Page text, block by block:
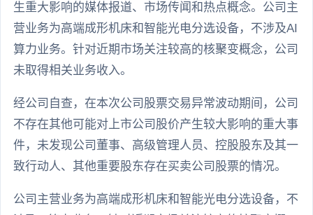
生重大影响的媒体报道、市场传闻和热点概念。公司主
营业务为高端成形机床和智能光电分选设备，不涉及AI
算力业务。针对近期市场关注较高的核聚变概念，公司
未取得相关业务收入。
经公司自查，在本次公司股票交易异常波动期间，公司
不存在其他可能对上市公司股价产生较大影响的重大事
件，未发现公司董事、高级管理人员、控股股东及其一
致行动人、其他重要股东存在买卖公司股票的情况。
公司主营业务为高端成形机床和智能光电分选设备，不